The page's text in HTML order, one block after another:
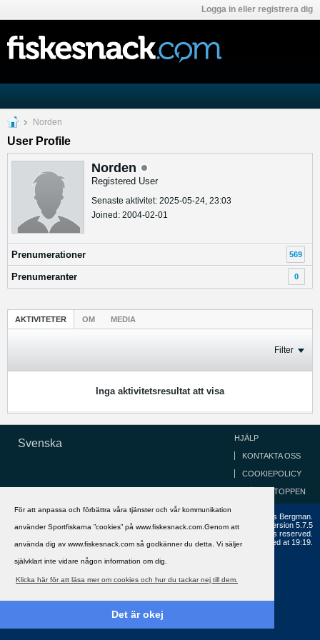
För att anpassa och förbättra våra tjänster och vår kommunikation
använder Sportfiskarna ”cookies” på www.fiskesnack.com.Genom att
använda dig av www.fiskesnack.com så godkänner du detta. Vi säljer
självklart inte vidare någon information om dig.
Klicka här för att läsa mer om cookies och hur du tackar nej till dem.
Det är okej
Logga in eller registrera dig
Norden
User Profile
Norden
Registered User
Senaste aktivitet: 2025-05-24, 23:03
Joined: 2004-02-01
Prenumerationer 569
Prenumeranter 0
AKTIVITETER OM MEDIA
Filter
Inga aktivitetsresultat att visa
Svenska HJÄLP
KONTAKTA OSS
COOKIEPOLICY
GÅ TILL TOPPEN
Copyright ©2002 - 2021, FiskeSnack.com. Grundad 2002 av Anders Bergman.
Powered byvBulletin®
Version 5.7.5
Copyright © 2026 MH Sub I, LLC dba vBulletin. All rights reserved.
All times are GMT+1. This page was generated at 19:19.